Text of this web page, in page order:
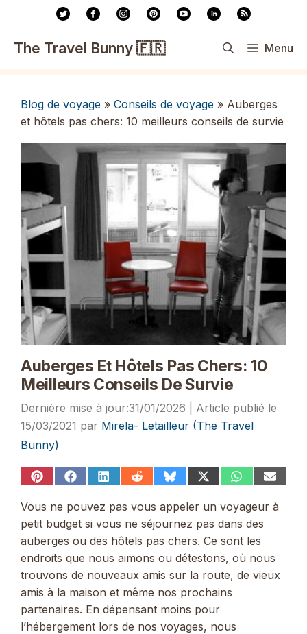
contenu
The Travel Bunny 🇫🇷 Menu
Blog de voyage » Conseils de voyage » Auberges
et hôtels pas chers: 10 meilleurs conseils de survie
Auberges Et Hôtels Pas Chers: 10
Meilleurs Conseils De Survie
31/01/2026
15/03/2021 par Mirela- Letailleur (The Travel
Bunny)
ShareShareShareShareShare
Bluesky
Share
(Twitter)
Share
WhatsApp
Share
Email
Vous ne pouvez pas vous appeler un voyageur à
petit budget si vous ne séjournez pas dans des
auberges ou des hôtels pas chers. Ce sont les
endroits que nous aimons ou détestons, où nous
trouvons de nouveaux amis sur la route, de vieux
amis à la maison et même nos prochains
partenaires. En dépensant moins pour
l’hébergement lors de nos voyages, nous